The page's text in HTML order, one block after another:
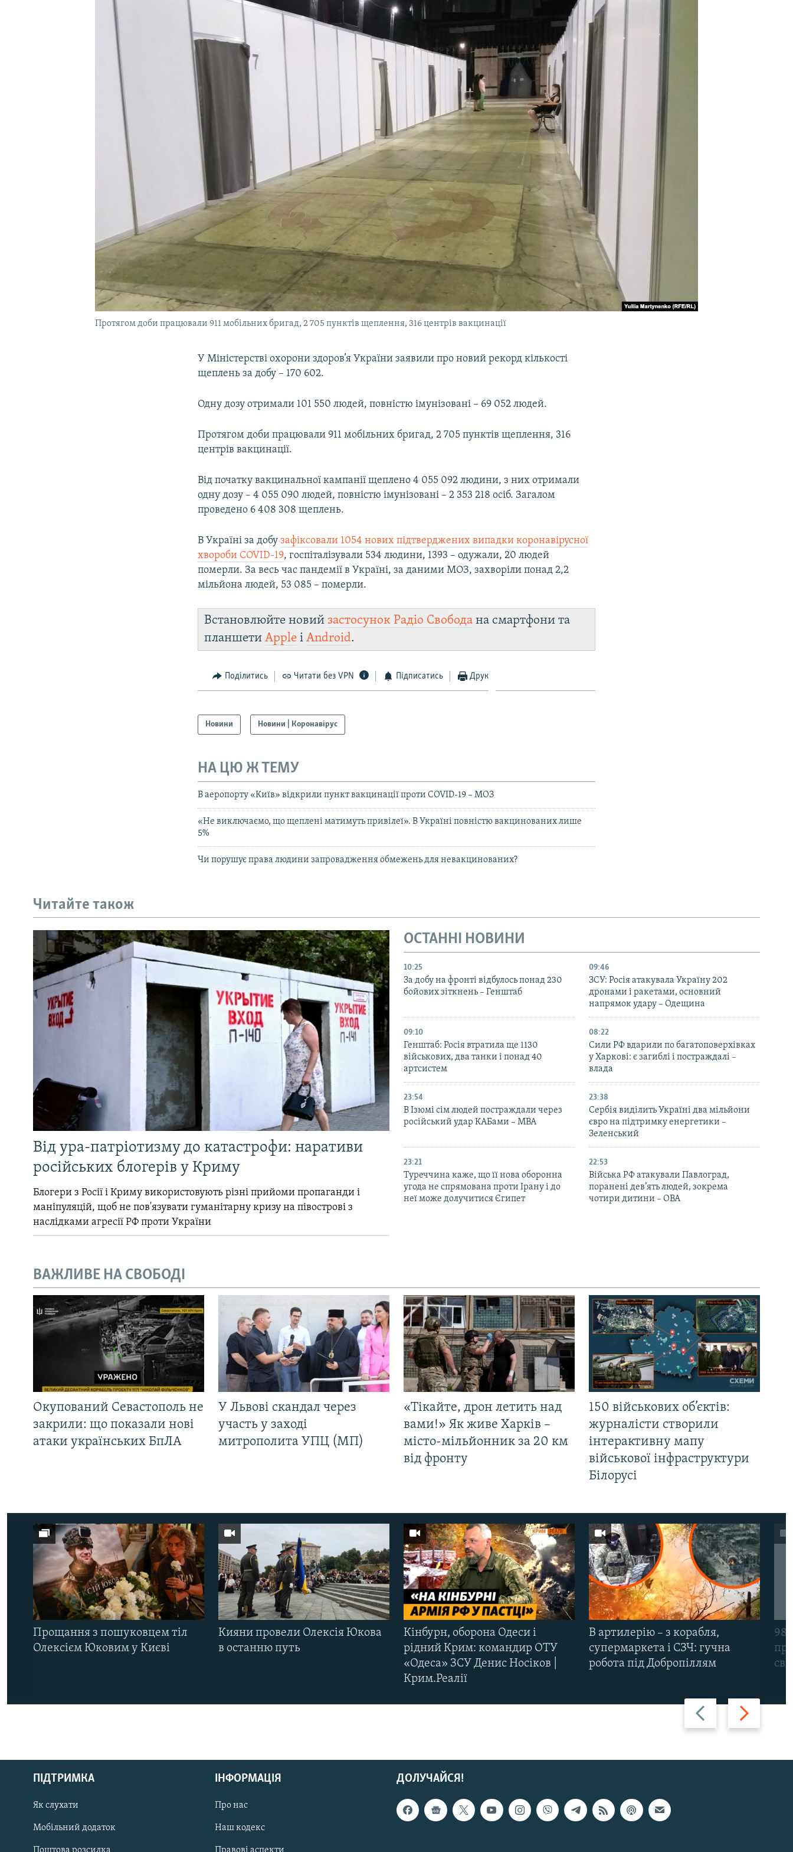
РУС
ДОЛУЧАЙСЯ!
Протягом доби працювали 911 мобільних бригад, 2 705 пунктів щеплення, 316 центрів вакцинації
У Міністерстві охорони здоров’я України заявили про новий рекорд кількості
щеплень за добу – 170 602.
Одну дозу отримали 101 550 людей, повністю імунізовані – 69 052 людей.
Протягом доби працювали 911 мобільних бригад, 2 705 пунктів щеплення, 316
центрів вакцинації.
Від початку вакцинальної кампанії щеплено 4 055 092 людини, з них отримали
одну дозу – 4 055 090 людей, повністю імунізовані – 2 353 218 осіб. Загалом
проведено 6 408 308 щеплень.
В Україні за добузафіксовали 1054 нових підтверджених випадки коронавірусної
хвороби COVID-19, госпіталізували 534 людини, 1393 – одужали, 20 людей
померли. За весь час пандемії в Україні, за даними МОЗ, захворіли понад 2,2
мільйона людей, 53 085 – померли.
Встановлюйте новийзастосунок Радіо Свобода на смартфони та
планшетиApple іAndroid.
Поділитись Читати без VPN Підписатись Друк
Новини Новини | Коронавірус
НА ЦЮ Ж ТЕМУ
В аеропорту «Київ» відкрили пункт вакцинації проти COVID-19 – МОЗ
«Не виключаємо, що щеплені матимуть привілеї». В Україні повністю вакцинованих лише
5%
Чи порушує права людини запровадження обмежень для невакцинованих?
Читайте також
Від ура-патріотизму до катастрофи: наративи
російських блогерів у Криму
Блогери з Росії і Криму використовують різні прийоми пропаганди і
маніпуляцій, щоб не пов'язувати гуманітарну кризу на півострові з
наслідками агресії РФ проти України
ОСТАННІ НОВИНИ
10:25
За добу на фронті відбулось понад 230
бойових зіткнень – Генштаб
09:46
ЗСУ: Росія атакувала Україну 202
дронами і ракетами, основний
напрямок удару – Одещина
09:10
Генштаб: Росія втратила ще 1130
військових, два танки і понад 40
артсистем
08:22
Сили РФ вдарили по багатоповерхівках
у Харкові: є загиблі і постраждалі –
влада
23:54
В Ізюмі сім людей постраждали через
російський удар КАБами – МВА
23:38
Сербія виділить Україні два мільйони
євро на підтримку енергетики –
Зеленський
23:21
Туреччина каже, що її нова оборонна
угода не спрямована проти Ірану і до
неї може долучитися Єгипет
22:53
Війська РФ атакували Павлоград,
поранені дев’ять людей, зокрема
чотири дитини – ОВА
ВАЖЛИВЕ НА СВОБОДІ
Окупований Севастополь не
закрили: що показали нові
атаки українських БпЛА
У Львові скандал через
участь у заході
митрополита УПЦ (МП)
«Тікайте, дрон летить над
вами!» Як живе Харків –
місто-мільйонник за 20 км
від фронту
150 військових об’єктів:
журналісти створили
інтерактивну мапу
військової інфраструктури
Білорусі
Назад Вперед
Прощання з пошуковцем тіл
Олексієм Юковим у Києві
Кияни провели Олексія Юкова
в останню путь
Кінбурн, оборона Одеси і
рідний Крим: командир ОТУ
«Одеса» ЗСУ Денис Носіков |
Крим.Реалії
В артилерію – з корабля,
супермаркета і СЗЧ: гучна
робота під Добропіллям
98-
ДОЛУЧАЙСЯ!
ПІДТРИМКА
Як слухати
Мобільний додаток
Поштова розсилка
ІНФОРМАЦІЯ
Про нас
Наш кодекс
Правові аспекти